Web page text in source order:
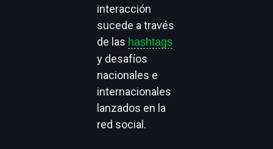
interacción
sucede a través
de las hashtags
y desafíos
nacionales e
internacionales
lanzados en la
red social.